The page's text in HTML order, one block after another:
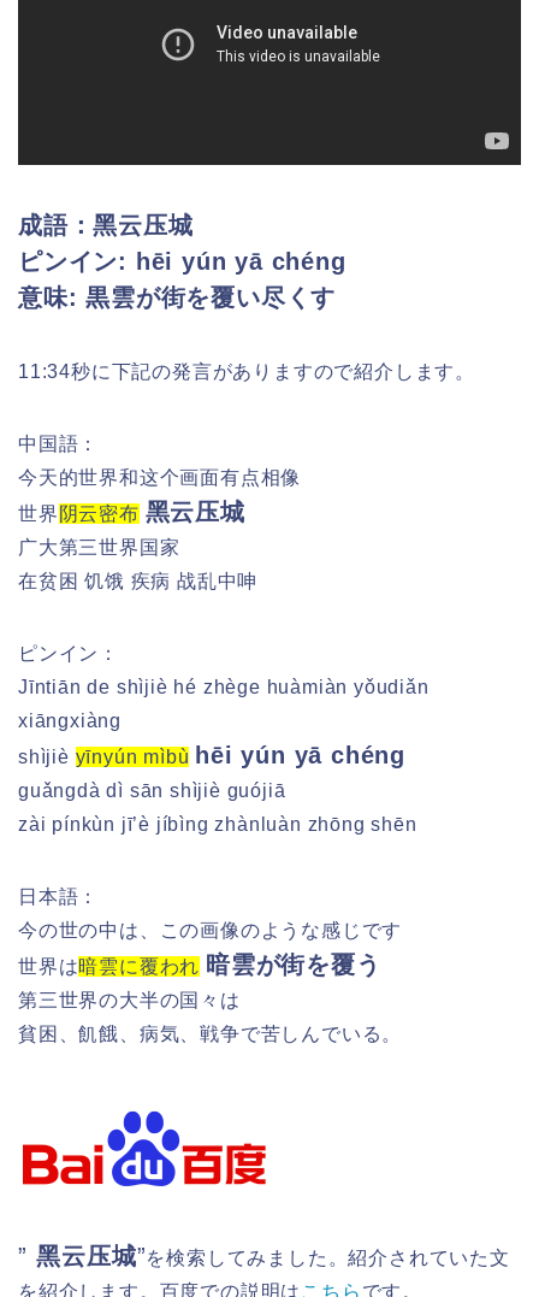
成語：黑云压城
ピンイン: hēi yún yā chéng
意味: 黒雲が街を覆い尽くす
11:34秒に下記の発言がありますので紹介します。
中国語：
今天的世界和这个画面有点相像
世界 阴云密布 黑云压城
广大第三世界国家
在贫困 饥饿 疾病 战乱中呻
ピンイン：
Jīntiān de shìjiè hé zhège huàmiàn yǒudiǎn
xiāngxiàng
shìjiè yīnyún mìbù hēi yún yā chéng
guǎngdà dì sān shìjiè guójiā
zài pínkùn jī’è jíbìng zhànluàn zhōng shēn
日本語：
今の世の中は、この画像のような感じです
世界は暗雲に覆われ 暗雲が街を覆う
第三世界の大半の国々は
貧困、飢餓、病気、戦争で苦しんでいる。
” 黑云压城”を検索してみました。紹介されていた文
を紹介します。百度での説明は こちら です。